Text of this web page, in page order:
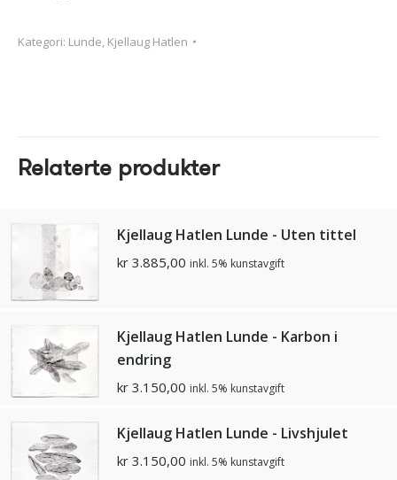
Kategori: Lunde, Kjellaug Hatlen
Relaterte produkter
Kjellaug Hatlen Lunde - Uten tittel
kr 3.885,00 inkl. 5% kunstavgift
Kjellaug Hatlen Lunde - Karbon i
endring
kr 3.150,00 inkl. 5% kunstavgift
Kjellaug Hatlen Lunde - Livshjulet
kr 3.150,00 inkl. 5% kunstavgift